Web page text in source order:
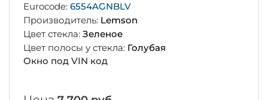
Eurocode: 6554AGNBLV
Производитель: Lemson
Цвет стекла: Зеленое
Цвет полосы у стекла: Голубая
Окно под VIN код